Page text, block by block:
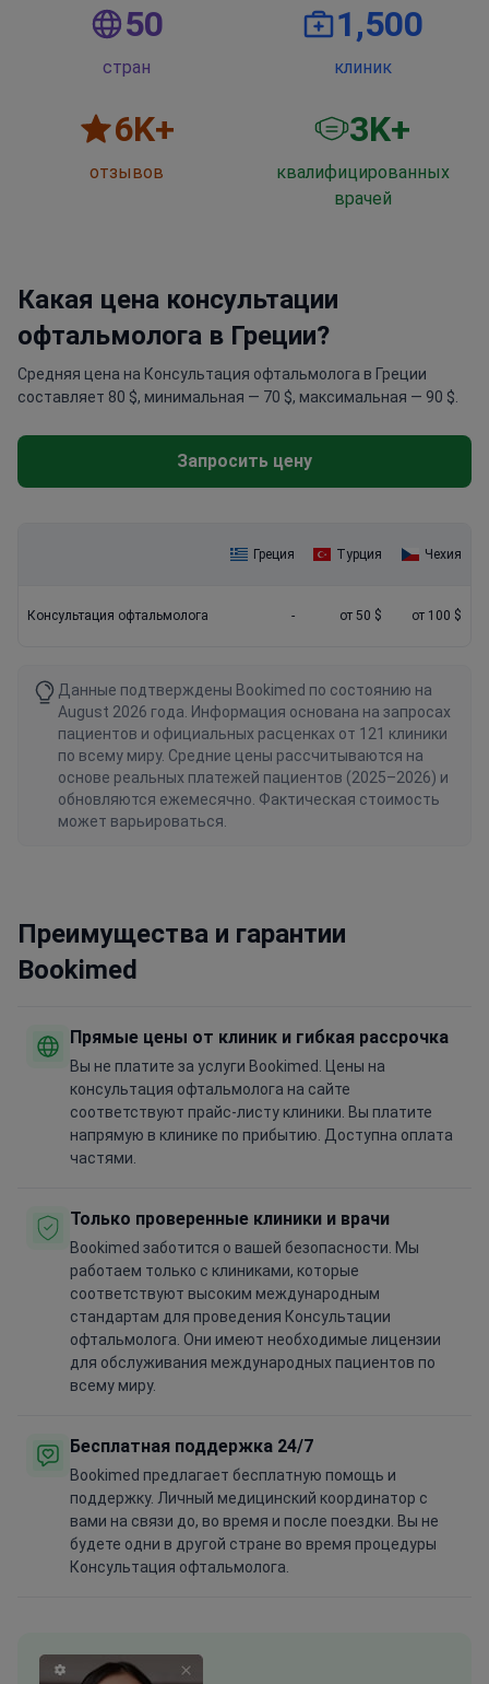
50
стран
1,500
клиник
6K+
отзывов
3K+
квалифицированных
врачей
Какая цена консультации
офтальмолога в Греции?
Средняя цена на Консультация офтальмолога в Греции
составляет 80 $, минимальная — 70 $, максимальная — 90 $.
Запросить цену
Греция Турция Чехия
Консультация офтальмолога - от 50 $ от 100 $
Данные подтверждены Bookimed по состоянию на
August 2026 года. Информация основана на запросах
пациентов и официальных расценках от 121 клиники
по всему миру. Средние цены рассчитываются на
основе реальных платежей пациентов (2025–2026) и
обновляются ежемесячно. Фактическая стоимость
может варьироваться.
Преимущества и гарантии
Bookimed
Прямые цены от клиник и гибкая рассрочка
Вы не платите за услуги Bookimed. Цены на
консультация офтальмолога на сайте
соответствуют прайс-листу клиники. Вы платите
напрямую в клинике по прибытию. Доступна оплата
частями.
Только проверенные клиники и врачи
Bookimed заботится о вашей безопасности. Мы
работаем только с клиниками, которые
соответствуют высоким международным
стандартам для проведения Консультации
офтальмолога. Они имеют необходимые лицензии
для обслуживания международных пациентов по
всему миру.
Бесплатная поддержка 24/7
Bookimed предлагает бесплатную помощь и
поддержку. Личный медицинский координатор с
вами на связи до, во время и после поездки. Вы не
будете одни в другой стране во время процедуры
Консультация офтальмолога.